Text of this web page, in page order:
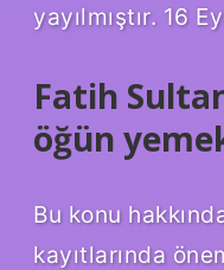
yayılmıştır. 16
Fatih
öğün
Bu konu
kayıtlarında